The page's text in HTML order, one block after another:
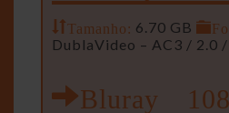
Tamanho: 6.70 GB
DublaVideo – AC3 / 2.0
Bluray